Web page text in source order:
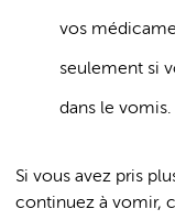
vos
seulement si
dans le vomis.
Si vous avez pris
continuez à vomir,